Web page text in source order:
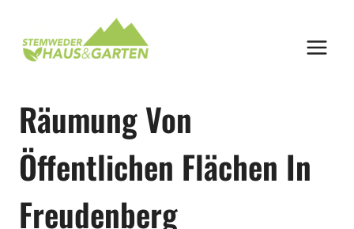
springen
Räumung Von
Öffentlichen Flächen In
Freudenberg